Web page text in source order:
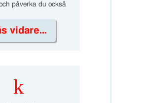
påverka du också
vidare...
k